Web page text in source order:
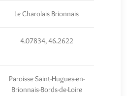
Le Charolais Brionnais
4.07834, 46.2622
Paroisse Saint-Hugues-en-
Brionnais-Bords-de-Loire